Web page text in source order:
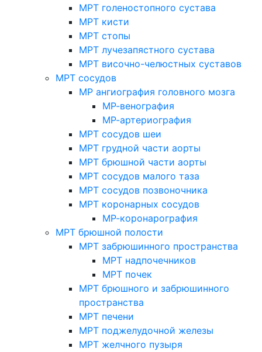
МРТ голеностопного сустава
МРТ кисти
МРТ стопы
МРТ лучезапястного сустава
МРТ височно-челюстных суставов
МРТ сосудов
МР ангиография головного мозга
МР-венография
МР-артериография
МРТ сосудов шеи
МРТ грудной части аорты
МРТ брюшной части аорты
МРТ сосудов малого таза
МРТ сосудов позвоночника
МРТ коронарных сосудов
МР-коронарография
МРТ брюшной полости
МРТ забрюшинного пространства
МРТ надпочечников
МРТ почек
МРТ брюшного и забрюшинного
пространства
МРТ печени
МРТ поджелудочной железы
МРТ желчного пузыря